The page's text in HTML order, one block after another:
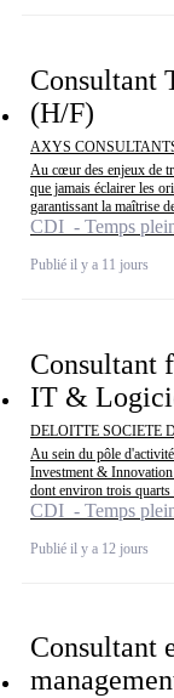
Consultant
(H/F)
AXYS
Au cœur des enjeux de
que jamais éclairer les
garantissant la maîtrise de
CDI - Temps
Publié il y a 11 jours
Consultant
IT &
DELOITTE SOCIETE
Au sein du pôle
Investment &
dont environ trois quarts
CDI - Temps
Publié il y a 12 jours
Consultant